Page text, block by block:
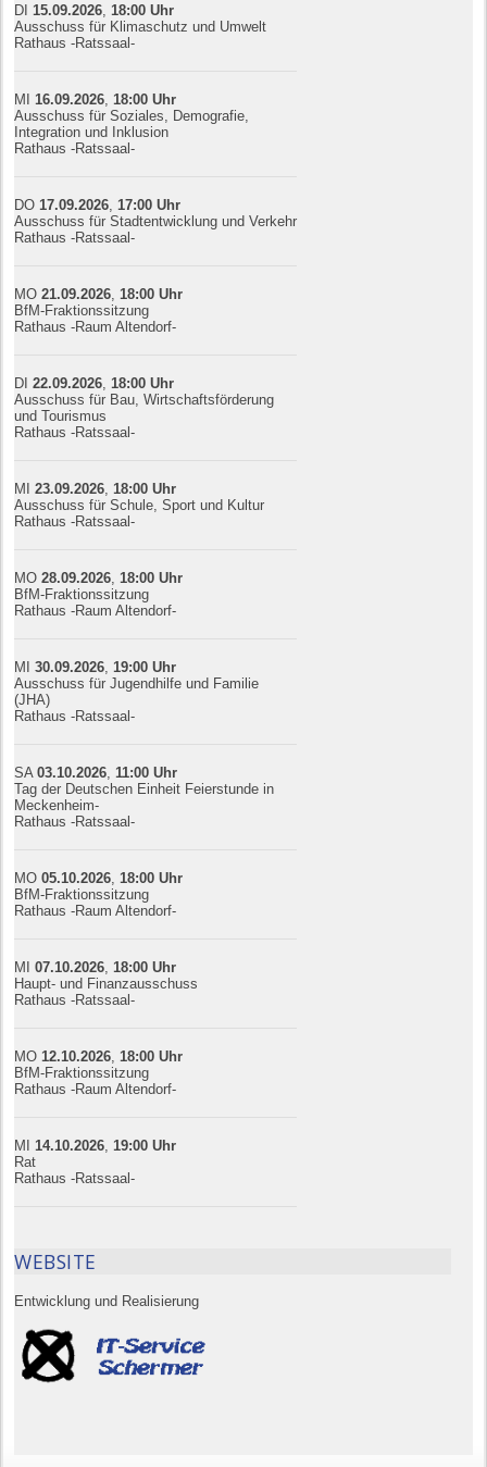
DI 15.09.2026 18:00 Uhr
Ausschuss für Klimaschutz und Umwelt
Rathaus -Ratssaal-
MI 16.09.2026 18:00 Uhr
Ausschuss für Soziales, Demografie,
Integration und Inklusion
Rathaus -Ratssaal-
DO 17.09.2026 17:00 Uhr
Ausschuss für Stadtentwicklung und Verkehr
Rathaus -Ratssaal-
MO21.09.2026 18:00 Uhr
BfM-Fraktionssitzung
Rathaus -Raum Altendorf-
DI22.09.2026 18:00 Uhr
Ausschuss für Bau, Wirtschaftsförderung
und Tourismus
Rathaus -Ratssaal-
MI23.09.2026 18:00 Uhr
Ausschuss für Schule, Sport und Kultur
Rathaus -Ratssaal-
MO28.09.2026 18:00 Uhr
BfM-Fraktionssitzung
Rathaus -Raum Altendorf-
MI30.09.2026 19:00 Uhr
Ausschuss für Jugendhilfe und Familie
(JHA)
Rathaus -Ratssaal-
SA03.10.2026 11:00 Uhr
Tag der Deutschen Einheit Feierstunde in
Meckenheim-
Rathaus -Ratssaal-
MO05.10.2026 18:00 Uhr
BfM-Fraktionssitzung
Rathaus -Raum Altendorf-
MI07.10.2026 18:00 Uhr
Haupt- und Finanzausschuss
Rathaus -Ratssaal-
MO 12.10.2026 18:00 Uhr
BfM-Fraktionssitzung
Rathaus -Raum Altendorf-
MI 14.10.2026 19:00 Uhr
Rat
Rathaus -Ratssaal-
WEBSITE
Entwicklung und Realisierung